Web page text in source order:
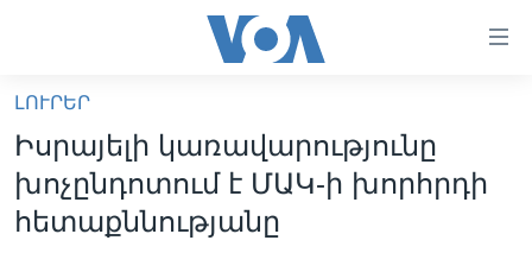
հիմնական
բովանդակությանը
անցնել
հիմնական
բովանդակությանը
ԼՈՒՐԵՐ
ՍՓՅՈՒՌՔ
ԼՈՒՐԵՐ
Իսրայելի կառավարությունը
խոչընդոտում է ՄԱԿ-ի խորհրդի
հետաքննությանը